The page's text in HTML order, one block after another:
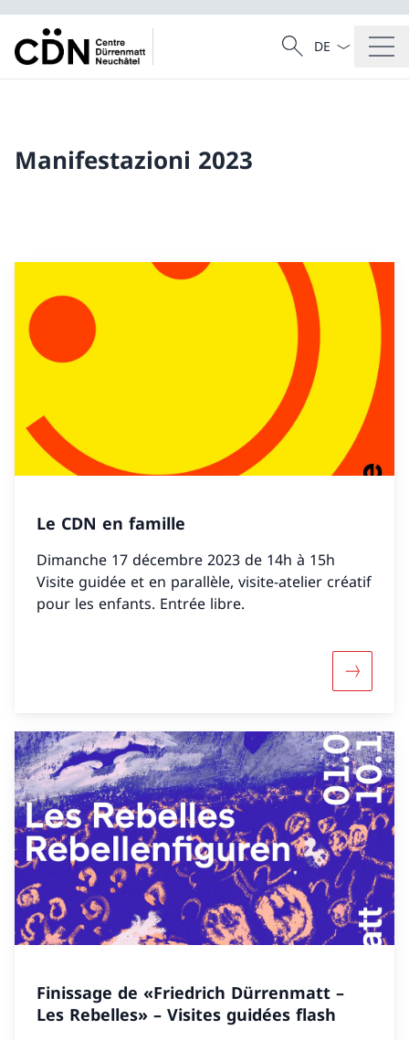
Cercare
Ricerca
Dal menu a
Manifestazioni 2023
Le CDN en famille
Dimanche 17 décembre 2023 de 14h à 15h
Visite guidée et en parallèle, visite-atelier créatif
pour les enfants. Entrée libre.
Finissage de «Friedrich Dürrenmatt –
Les Rebelles» – Visites guidées flash